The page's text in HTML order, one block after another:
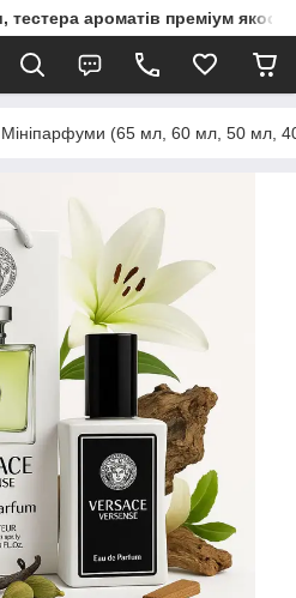
ароматів преміум
Мініпарфуми (65 мл, 60 мл, 50 мл,